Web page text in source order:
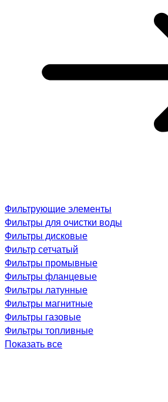
Фильтрующие элементы
Фильтры для очистки воды
Фильтры дисковые
Фильтр сетчатый
Фильтры промывные
Фильтры фланцевые
Фильтры латунные
Фильтры магнитные
Фильтры газовые
Фильтры топливные
Показать все